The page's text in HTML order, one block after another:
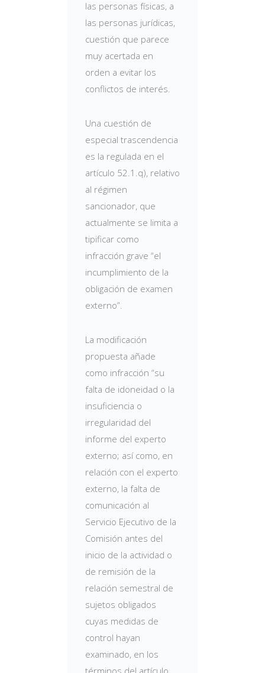
las personas físicas, a
las personas jurídicas,
cuestión que parece
muy acertada en
orden a evitar los
conflictos de interés.
Una cuestión de
especial trascendencia
es la regulada en el
artículo 52.1.q), relativo
al régimen
sancionador, que
actualmente se limita a
tipificar como
infracción grave “el
incumplimiento de la
obligación de examen
externo”.
La modificación
propuesta añade
como infracción “su
falta de idoneidad o la
insuficiencia o
irregularidad del
informe del experto
externo; así como, en
relación con el experto
externo, la falta de
comunicación al
Servicio Ejecutivo de la
Comisión antes del
inicio de la actividad o
de remisión de la
relación semestral de
sujetos obligados
cuyas medidas de
control hayan
examinado, en los